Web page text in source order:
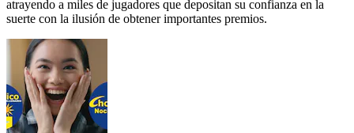
atrayendo a miles de jugadores que depositan su confianza en la
suerte con la ilusión de obtener importantes premios.